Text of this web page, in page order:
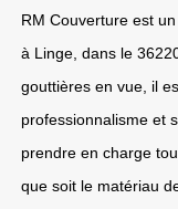
RM Couverture est
à Linge, dans le
gouttières en vue, il
professionnalisme et
prendre en charge
que soit le matériau